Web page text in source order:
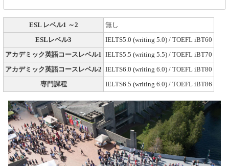
ESL レベル1 ～2 無し
ESLレベル3 IELTS5.0 (writing 5.0) / TOEFL iBT60
アカデミック英語コースレベル1 IELTS5.5 (writing 5.5) / TOEFL iBT70
アカデミック英語コースレベル2 IELTS6.0 (writing 6.0) / TOEFL iBT80
専門課程 IELTS6.5 (writing 6.0) / TOEFL iBT86